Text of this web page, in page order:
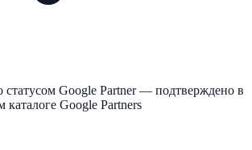
статусом Google Partner — подтверждено в
Google Partners